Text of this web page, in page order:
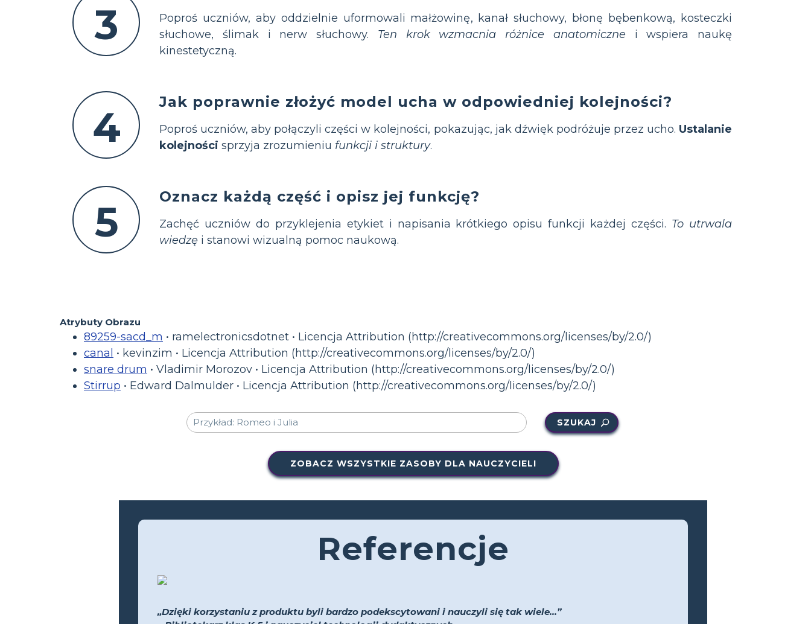
3
Poproś uczniów, aby oddzielnie uformowali małżowinę, kanał słuchowy, błonę bębenkową, kosteczki
słuchowe, ślimak i nerw słuchowy. Ten krok wzmacnia różnice anatomiczne i wspiera naukę
kinestetyczną.
4
Jak poprawnie złożyć model ucha w odpowiedniej kolejności?
Poproś uczniów, aby połączyli części w kolejności, pokazując, jak dźwięk podróżuje przez ucho. Ustalanie
kolejności sprzyja zrozumieniu funkcji i struktury.
5
Oznacz każdą część i opisz jej funkcję?
Zachęć uczniów do przyklejenia etykiet i napisania krótkiego opisu funkcji każdej części. To utrwala
wiedzę i stanowi wizualną pomoc naukową.
Atrybuty Obrazu
89259-sacd_m • ramelectronicsdotnet • Licencja Attribution (http://creativecommons.org/licenses/by/2.0/)
canal • kevinzim • Licencja Attribution (http://creativecommons.org/licenses/by/2.0/)
snare drum • Vladimir Morozov • Licencja Attribution (http://creativecommons.org/licenses/by/2.0/)
Stirrup • Edward Dalmulder • Licencja Attribution (http://creativecommons.org/licenses/by/2.0/)
SZUKAJ
ZOBACZ WSZYSTKIE ZASOBY DLA NAUCZYCIELI
Referencje
„Dzięki korzystaniu z produktu byli bardzo podekscytowani i nauczyli się tak wiele...”